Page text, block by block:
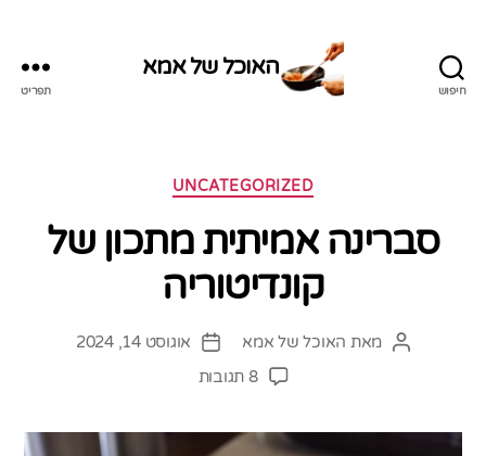
חיפוש
האוכל של אמא
תפריט
קטגוריות
UNCATEGORIZED
סברינה אמיתית מתכון של
קונדיטוריה
המחבר
מאת האוכל של אמא
תאריךאוגוסט 14, 2024
8 תגובות